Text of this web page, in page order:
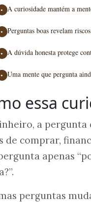
● A curiosidade mantém a
● Perguntas boas revelam
● A dúvida honesta protege
● Uma mente que pergunta
essa
a pergunta
de comprar,
apenas
perguntas